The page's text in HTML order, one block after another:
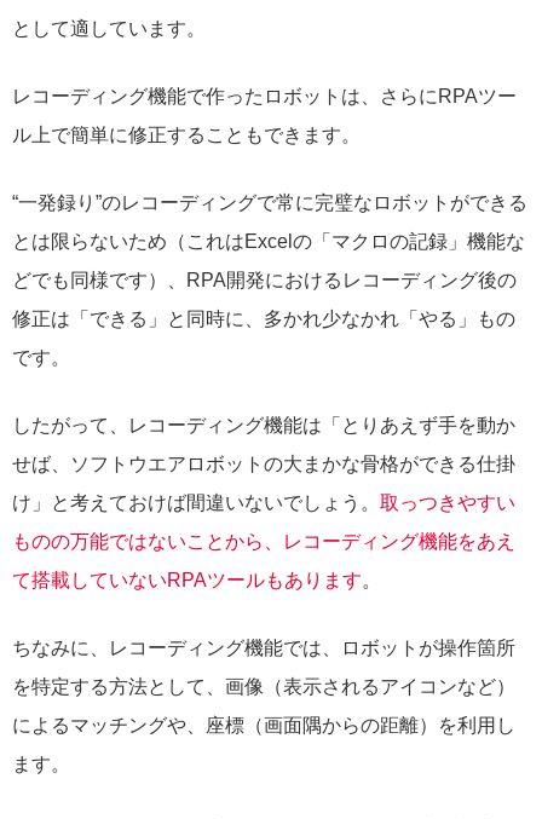
として適しています。
レコーディング機能で作ったロボットは、さらにRPAツー
ル上で簡単に修正することもできます。
“一発録り”のレコーディングで常に完璧なロボットができる
とは限らないため（これはExcelの「マクロの記録」機能な
どでも同様です）、RPA開発におけるレコーディング後の
修正は「できる」と同時に、多かれ少なかれ「やる」もの
です。
したがって、レコーディング機能は「とりあえず手を動か
せば、ソフトウエアロボットの大まかな骨格ができる仕掛
け」と考えておけば間違いないでしょう。 取っつきやすい
ものの万能ではないことから、レコーディング機能をあえ
て搭載していないRPAツールもあります。
ちなみに、レコーディング機能では、ロボットが操作箇所
を特定する方法として、画像（表示されるアイコンなど）
によるマッチングや、座標（画面隅からの距離）を利用し
ます。